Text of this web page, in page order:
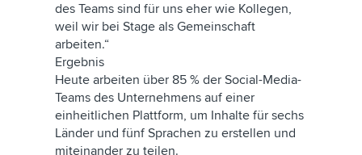
des Teams sind für uns eher wie Kollegen,
weil wir bei Stage als Gemeinschaft
arbeiten.“
Ergebnis
Heute arbeiten über 85 % der Social-Media-
Teams des Unternehmens auf einer
einheitlichen Plattform, um Inhalte für sechs
Länder und fünf Sprachen zu erstellen und
miteinander zu teilen.